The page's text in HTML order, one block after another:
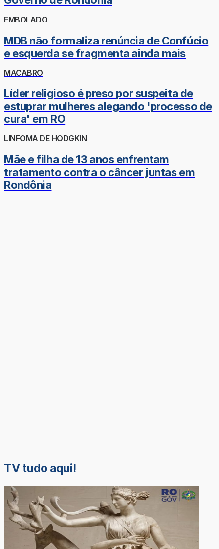
EMBOLADO
MDB não formaliza renúncia de Confúcio
e esquerda se fragmenta ainda mais
MACABRO
Líder religioso é preso por suspeita de
estuprar mulheres alegando 'processo de
cura' em RO
LINFOMA DE HODGKIN
Mãe e filha de 13 anos enfrentam
tratamento contra o câncer juntas em
Rondônia
TV tudo aqui!